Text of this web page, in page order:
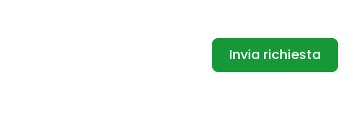
Invia richiesta